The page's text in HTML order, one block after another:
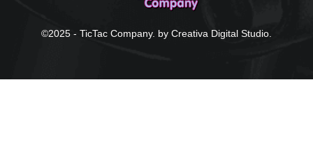
©2025 - TicTac Company. by Creativa Digital Studio.